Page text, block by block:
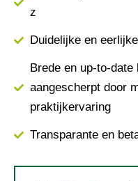
z
Duidelijke en
Brede en up-to-
aangescherpt door
praktijkervaring
Transparante en